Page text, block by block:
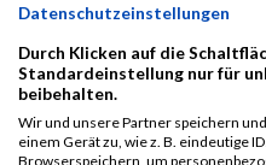
Datenschutzeinstellungen
Durch Klicken auf die
Standardeinstellung nur für
beibehalten.
Wir und unsere Partner speichern
einem Gerät zu, wie z. B. eindeutige
Browserspeichern, um